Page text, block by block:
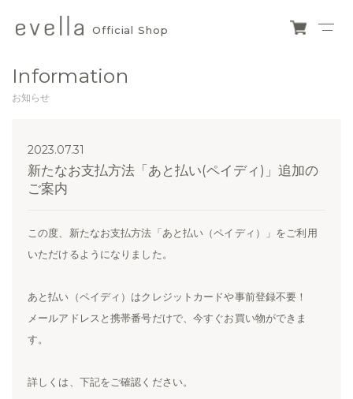
official
shop
Official Shop
Information
お知らせ
2023.07.31
新たなお支払方法「あと払い(ペイディ)」追加の
ご案内
この度、新たなお支払方法「あと払い（ペイディ）」をご利用
いただけるようになりました。
あと払い（ペイディ）はクレジットカードや事前登録不要！
メールアドレスと携帯番号だけで、今すぐお買い物ができま
す。
詳しくは、下記をご確認ください。